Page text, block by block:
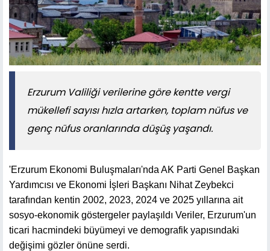
Erzurum Valiliği verilerine göre kentte vergi
mükellefi sayısı hızla artarken, toplam nüfus ve
genç nüfus oranlarında düşüş yaşandı.
'Erzurum Ekonomi Buluşmaları'nda AK Parti Genel Başkan
Yardımcısı ve Ekonomi İşleri Başkanı Nihat Zeybekci
tarafından kentin 2002, 2023, 2024 ve 2025 yıllarına ait
sosyo-ekonomik göstergeler paylaşıldı Veriler, Erzurum'un
ticari hacmindeki büyümeyi ve demografik yapısındaki
değişimi gözler önüne serdi.